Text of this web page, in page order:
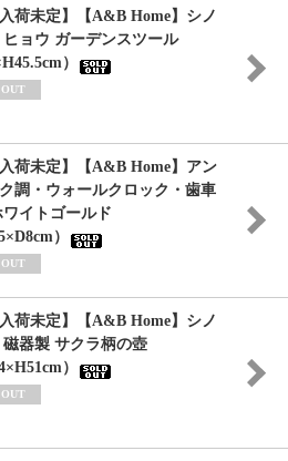
入荷未定】【A&B Home】シノ
ヒョウ ガーデンスツール
）
入荷未定】【A&B Home】アン
調・ウォールクロック・歯車
ワイトゴールド
）
入荷未定】【A&B Home】シノ
磁器製 サクラ柄の壺
）